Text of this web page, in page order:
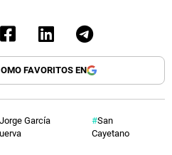
FAVORITOS EN
Jorge García
San
Cayetano